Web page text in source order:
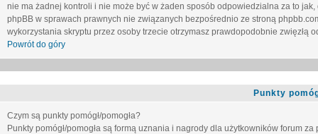
nie ma żadnej kontroli i nie może być w żaden sposób odpowiedzialna za to
phpBB w sprawach prawnych nie związanych bezpośrednio ze stroną
wykorzystania skryptu przez osoby trzecie otrzymasz prawdopodobnie zwięzłą
Powrót do góry
Punkty
Czym są punkty pomógł/pomogła?
Punkty pomógł/pomogła są formą uznania i nagrody dla użytkowników forum